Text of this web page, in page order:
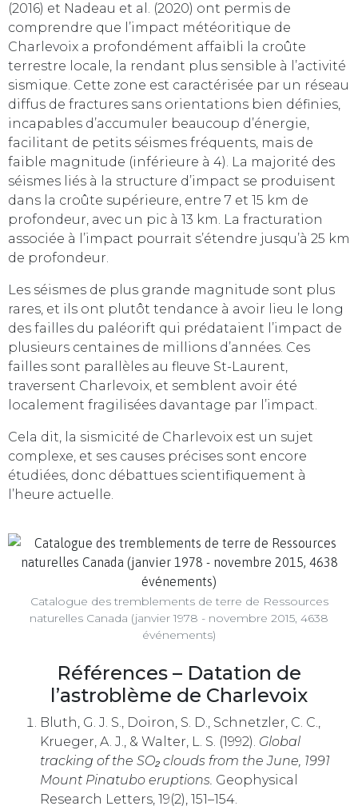
(2016) et Nadeau et al. (2020) ont permis de
comprendre que l’impact météoritique de
Charlevoix a profondément affaibli la croûte
terrestre locale, la rendant plus sensible à l’activité
sismique. Cette zone est caractérisée par un réseau
diffus de fractures sans orientations bien définies,
incapables d’accumuler beaucoup d’énergie,
facilitant de petits séismes fréquents, mais de
faible magnitude (inférieure à 4). La majorité des
séismes liés à la structure d’impact se produisent
dans la croûte supérieure, entre 7 et 15 km de
profondeur, avec un pic à 13 km. La fracturation
associée à l’impact pourrait s’étendre jusqu’à 25 km
de profondeur.
Les séismes de plus grande magnitude sont plus
rares, et ils ont plutôt tendance à avoir lieu le long
des failles du paléorift qui prédataient l’impact de
plusieurs centaines de millions d’années. Ces
failles sont parallèles au fleuve St-Laurent,
traversent Charlevoix, et semblent avoir été
localement fragilisées davantage par l’impact.
Cela dit, la sismicité de Charlevoix est un sujet
complexe, et ses causes précises sont encore
étudiées, donc débattues scientifiquement à
l’heure actuelle.
Catalogue des tremblements de terre de Ressources
naturelles Canada (janvier 1978 - novembre 2015, 4638
événements)
Références – Datation de
l’astroblème de Charlevoix
Bluth, G. J. S., Doiron, S. D., Schnetzler, C. C.,
Krueger, A. J., & Walter, L. S. (1992). Global
tracking of the SO₂ clouds from the June, 1991
Mount Pinatubo eruptions. Geophysical
Research Letters, 19(2), 151–154.